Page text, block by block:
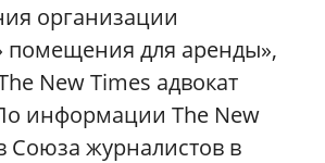
организации
помещения для аренды»,
New Times адвокат
информации The New
Союза журналистов в